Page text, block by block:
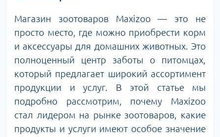
Магазин зоотоваров Maxizoo — это не
просто место, где можно приобрести корм
и аксессуары для домашних животных. Это
полноценный центр заботы о питомцах,
который предлагает широкий ассортимент
продукции и услуг. В этой статье мы
подробно рассмотрим, почему Maxizoo
стал лидером на рынке зоотоваров, какие
продукты и услуги имеют особое значение